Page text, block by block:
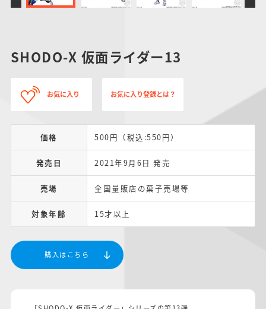
SHODO-X 仮面ライダー13
お気に入り お気に入り登録とは？
価格 500円（税込:550円）
発売日 2021年9月6日 発売
売場 全国量販店の菓子売場等
対象年齢 15才以上
購入はこちら